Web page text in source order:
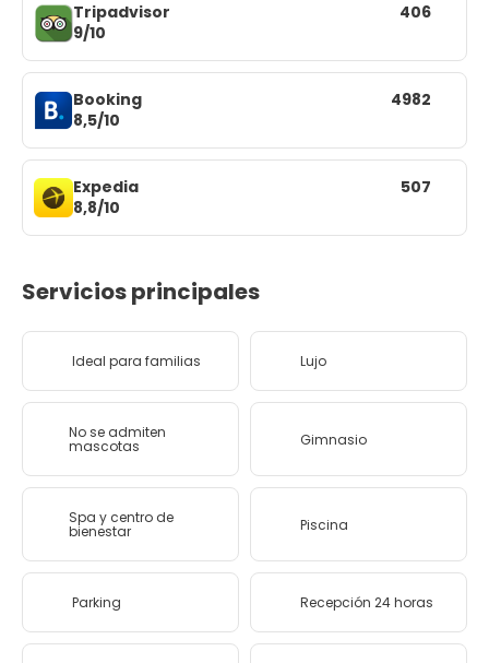
Tripadvisor
9/10
406
Booking
8,5/10
4982
Expedia
8,8/10
507
Servicios principales
Ideal para familias Lujo
No se admiten
mascotas Gimnasio
Spa y centro de
bienestar Piscina
Parking Recepción 24 horas